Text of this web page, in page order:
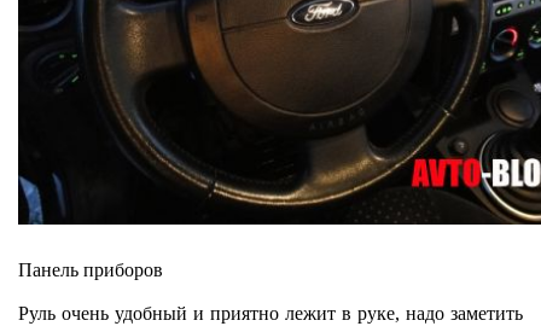
Панель приборов
Руль очень удобный и приятно лежит в руке, надо заметить